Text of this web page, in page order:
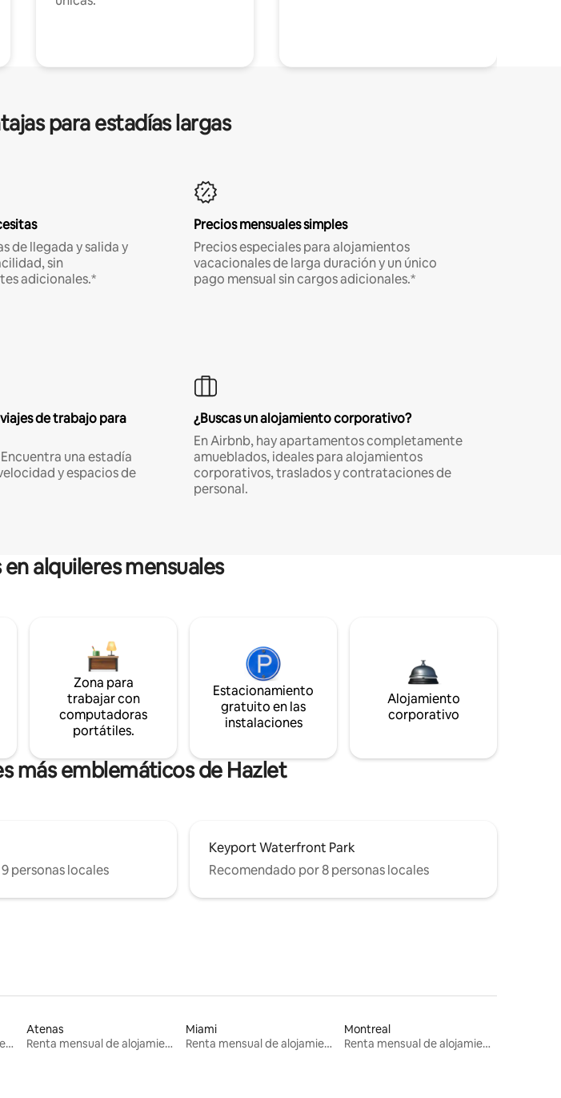
para estadías largas
de llegada y salida y
sin
adicionales.*
Precios mensuales simples
Precios especiales para alojamientos
vacacionales de larga duración y un único
pago mensual sin cargos adicionales.*
de trabajo para
una estadía
y espacios de
¿Buscas un alojamiento corporativo?
En Airbnb, hay apartamentos completamente
amueblados, ideales para alojamientos
corporativos, traslados y contrataciones de
personal.
alquileres mensuales
Zona para
trabajar con
computadoras
portátiles.
Estacionamiento
gratuito en las
instalaciones
Alojamiento
corporativo
más emblemáticos de Hazlet
personas locales
Keyport Waterfront Park
Recomendado por 8 personas locales
Renta mensual de alojamientos
Atenas
Renta mensual de alojamientos
Miami
Renta mensual de alojamientos
Montreal
Renta mensual de alojamientos